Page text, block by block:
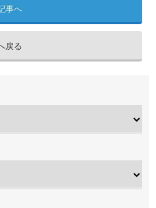
事へ
戻る